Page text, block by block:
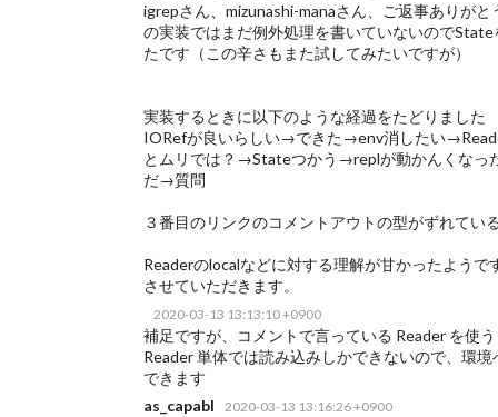
igrepさん、mizunashi-manaさん、ご返事ありが
の実装ではまだ例外処理を書いていないので
たです（この辛さもまた試してみたいですが）
実装するときに以下のような経過をたどりました
IORefが良いらしい→できた→env消したい
とムリでは？→Stateつかう→replが動かんくなっ
だ→質問
３番目のリンクのコメントアウトの型がずれて
Readerのlocalなどに対する理解が甘かったよう
させていただきます。
2020-03-13 13:13:10 +0900
補足ですが、コメントで言っている Reader を使
Reader 単体では読み込みしかできないので、環
できます
as_capabl
2020-03-13 13:16:26 +0900